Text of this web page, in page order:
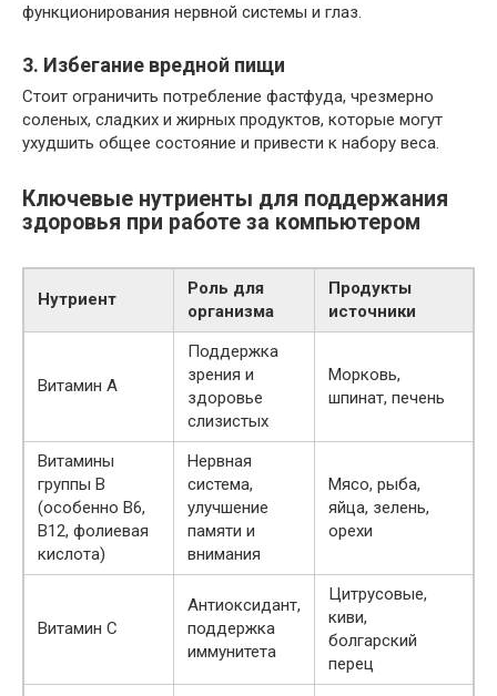
функционирования нервной системы и глаз.
3. Избегание вредной пищи
Стоит ограничить потребление фастфуда, чрезмерно
соленых, сладких и жирных продуктов, которые могут
ухудшить общее состояние и привести к набору веса.
Ключевые нутриенты для поддержания
здоровья при работе за компьютером
Нутриент
Роль для
организма
Продукты
источники
Витамин А
Поддержка
зрения и
здоровье
слизистых
Морковь,
шпинат, печень
Витамины
группы В
(особенно В6,
В12, фолиевая
кислота)
Нервная
система,
улучшение
памяти и
внимания
Мясо, рыба,
яйца, зелень,
орехи
Витамин С
Антиоксидант,
поддержка
иммунитета
Цитрусовые,
киви,
болгарский
перец